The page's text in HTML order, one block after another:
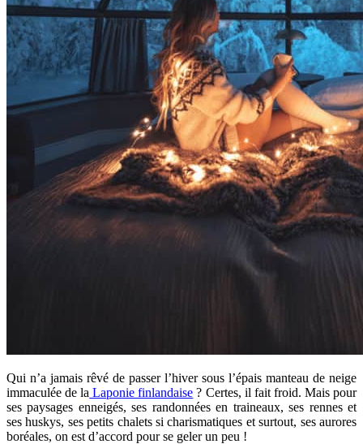
Qui n’a jamais rêvé de passer l’hiver sous l’épais manteau de neige
immaculée de la Laponie finlandaise ? Certes, il fait froid. Mais pour
ses paysages enneigés, ses randonnées en traineaux, ses rennes et
ses huskys, ses petits chalets si charismatiques et surtout, ses aurores
boréales, on est d’accord pour se geler un peu !